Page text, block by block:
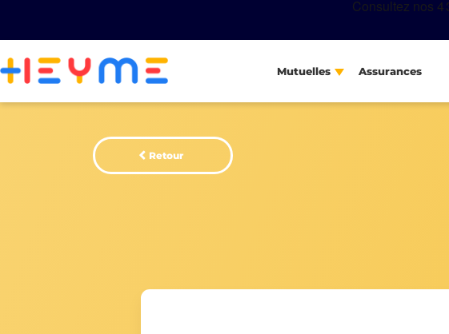
Mutuelles Assurances
Retour